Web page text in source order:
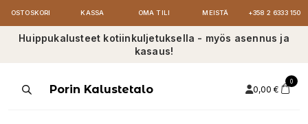
OSTOSKORI KASSA OMA TILI MEISTÄ +358 2 6333 150
Huippukalusteet kotiinkuljetuksella - myös asennus ja
kasaus!
ProductsPorin Kalustetalo 0,00 €
0